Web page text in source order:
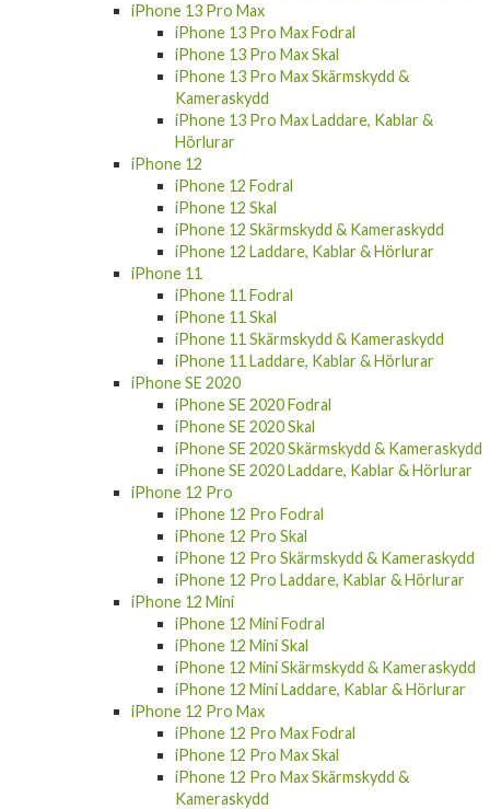
iPhone 13 Pro Max
iPhone 13 Pro Max Fodral
iPhone 13 Pro Max Skal
iPhone 13 Pro Max Skärmskydd &
Kameraskydd
iPhone 13 Pro Max Laddare, Kablar &
Hörlurar
iPhone 12
iPhone 12 Fodral
iPhone 12 Skal
iPhone 12 Skärmskydd & Kameraskydd
iPhone 12 Laddare, Kablar & Hörlurar
iPhone 11
iPhone 11 Fodral
iPhone 11 Skal
iPhone 11 Skärmskydd & Kameraskydd
iPhone 11 Laddare, Kablar & Hörlurar
iPhone SE 2020
iPhone SE 2020 Fodral
iPhone SE 2020 Skal
iPhone SE 2020 Skärmskydd & Kameraskydd
iPhone SE 2020 Laddare, Kablar & Hörlurar
iPhone 12 Pro
iPhone 12 Pro Fodral
iPhone 12 Pro Skal
iPhone 12 Pro Skärmskydd & Kameraskydd
iPhone 12 Pro Laddare, Kablar & Hörlurar
iPhone 12 Mini
iPhone 12 Mini Fodral
iPhone 12 Mini Skal
iPhone 12 Mini Skärmskydd & Kameraskydd
iPhone 12 Mini Laddare, Kablar & Hörlurar
iPhone 12 Pro Max
iPhone 12 Pro Max Fodral
iPhone 12 Pro Max Skal
iPhone 12 Pro Max Skärmskydd &
Kameraskydd